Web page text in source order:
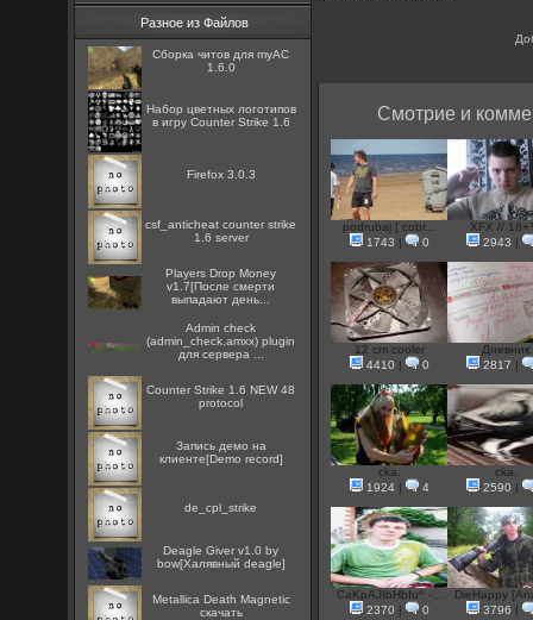
Разное из Файлов
Сборка читов для myAC
1.6.0
Набор цветных логотипов
в игру Counter Strike 1.6
Firefox 3.0.3
csf_anticheat counter strike
1.6 server
Players Drop Money
v1.7[После смерти
выпадают день...
Admin check
(admin_check.amxx) plugin
для сервера ...
Counter Strike 1.6 NEW 48
protocol
Запись демо на
клиенте[Demo record]
de_cpl_strike
Deagle Giver v1.0 by
bow[Халявный deagle]
Metallica Death Magnetic
скачать
Смотрие и
podrubaj [ cobr...
1743
0
XFX //
2943
12 cm cooler
4410
0
Дневник
2817
cka.
1924| 4
cka.
2590
CaKpAJIbHbIu^ -...
2370
0
DieHappy
3796